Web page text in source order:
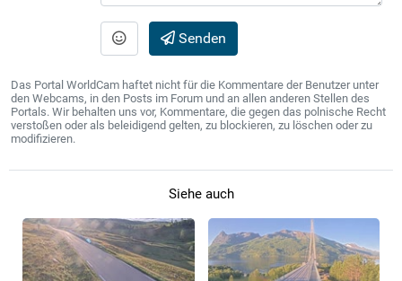
Senden
Das Portal WorldCam haftet nicht für die Kommentare der Benutzer unter
den Webcams, in den Posts im Forum und an allen anderen Stellen des
Portals. Wir behalten uns vor, Kommentare, die gegen das polnische Recht
verstoßen oder als beleidigend gelten, zu blockieren, zu löschen oder zu
modifizieren.
Siehe auch